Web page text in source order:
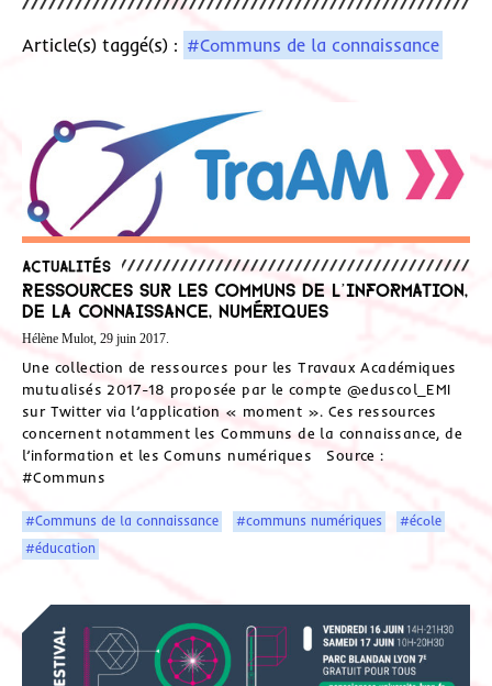
Article(s) taggé(s) : #Communs de la connaissance
Actualités
Ressources sur les communs de l’information,
de la connaissance, numériques
Hélène Mulot, 29 juin 2017.
Une collection de ressources pour les Travaux Académiques
mutualisés 2017-18 proposée par le compte @eduscol_EMI
sur Twitter via l’application « moment ». Ces ressources
concernent notamment les Communs de la connaissance, de
l’information et les Comuns numériques Source :
#Communs
#Communs de la connaissance #communs numériques
#école
#éducation